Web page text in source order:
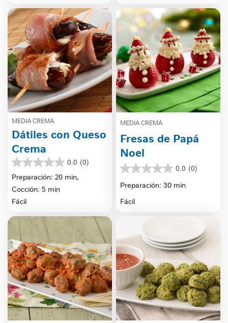
MEDIA CREMA
Dátiles con Queso
Crema
0.0 (0)
0.0
de
estrellas.
Preparación: 20 min,
Cocción: 5 min
Fácil
MEDIA CREMA
Fresas de Papá
Noel
0.0 (0)
0.0
de
5
estrellas.
Preparación: 30 min
Fácil